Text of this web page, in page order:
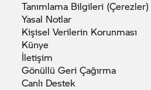
Tanımlama Bilgileri (Çerezler)
Yasal Notlar
Kişisel Verilerin Korunması
Künye
İletişim
Gönüllü GeriÇağırma
Canlı Destek